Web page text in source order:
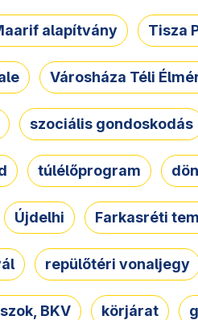
alapítvány Tisza
Városháza Téli
szociális gondoskodás
túlélőprogram
Újdelhi Farkasréti
repülőtéri vonaljegy
BKV körjárat